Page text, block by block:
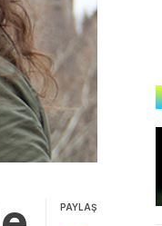
PAYLAŞ